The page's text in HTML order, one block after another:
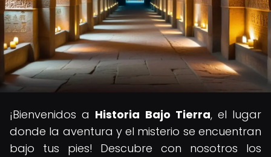
¡Bienvenidos a Historia Bajo Tierra, el lugar
donde la aventura y el misterio se encuentran
bajo tus pies! Descubre con nosotros los